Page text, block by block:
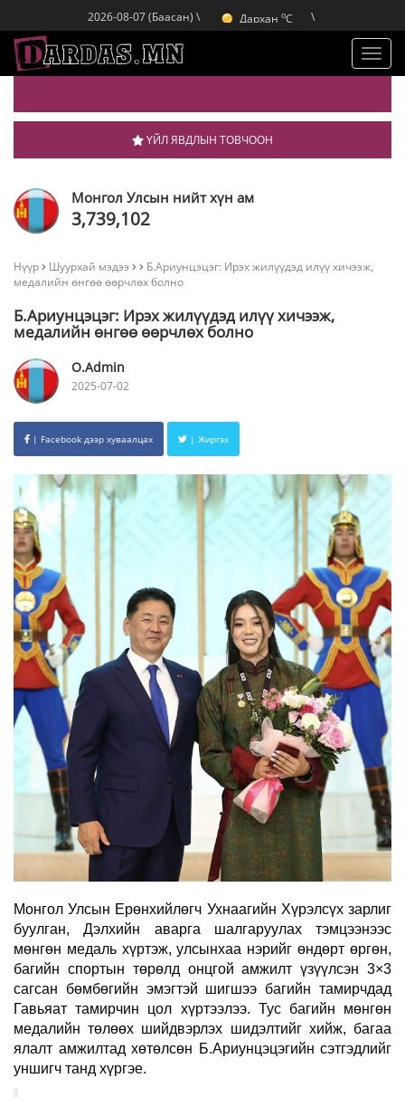
2026-08-07 (Баасан) \ Дархан oC
Эрдэнэт C
\
ҮЙЛ ЯВДЛЫН ТОВЧООН
Монгол Улсын нийт хүн ам
3,739,102
Нүүр Шуурхай мэдээ
Б.Ариунцэцэг: Ирэх жилүүдэд илүү хичээж,
медалийн өнгөө өөрчлөх болно
Б.Ариунцэцэг: Ирэх жилүүдэд илүү хичээж,
медалийн өнгөө өөрчлөх болно
O.Admin
2025-07-02
| Facebook дээр хуваалцах | Жиргэх
Монгол Улсын Ерөнхийлөгч Ухнаагийн Хүрэлсүх зарлиг
буулган, Дэлхийн аварга шалгаруулах тэмцээнээс
мөнгөн медаль хүртэж, улсынхаа нэрийг өндөрт өргөн,
багийн спортын төрөлд онцгой амжилт үзүүлсэн 3×3
сагсан бөмбөгийн эмэгтэй шигшээ багийн тамирчдад
Гавьяат тамирчин цол хүртээлээ. Тус багийн мөнгөн
медалийн төлөөх шийдвэрлэх шидэлтийг хийж, багаа
ялалт амжилтад хөтөлсөн Б.Ариунцэцэгийн сэтгэдлийг
уншигч танд хүргэе.